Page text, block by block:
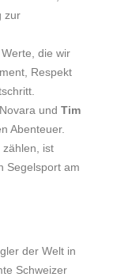
zur
die wir
Respekt
und Tim
Abenteuer.
zählen, ist
Segelsport am
der Welt in
Schweizer